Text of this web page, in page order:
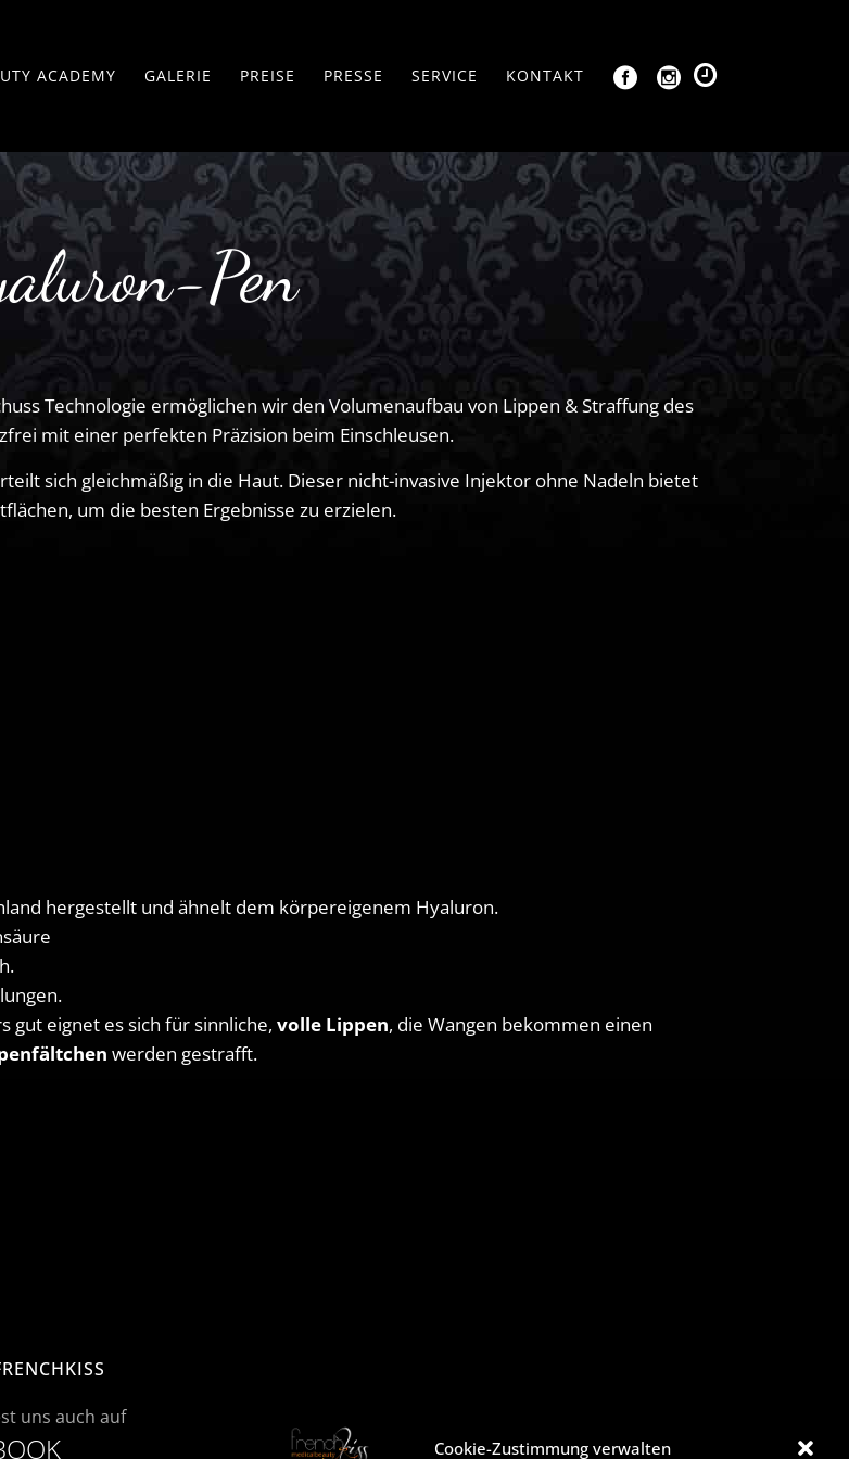
Cookie-Zustimmung verwalten
Permanent Make-Up
Augenbrauen
Lidstrich
Lippen
Areola Brustpigmentierung
Camouflage-Pigmentierung
Body Permanent Make-up
Permanent Make-up & Body
ACADEMY GALERIE PREISE PRESSE SERVICE KONTAKT
Pen
Technologie ermöglichen wir den Volumenaufbau von Lippen & Straffung des
mit einer perfekten Präzision beim Einschleusen.
sich gleichmäßig in die Haut. Dieser nicht-invasive Injektor ohne Nadeln bietet
um die besten Ergebnisse zu erzielen.
hergestellt und ähnelt dem körpereigenem Hyaluron.
gut eignet es sich für sinnliche, volle Lippen, die Wangen bekommen einen
ältchen werden gestrafft.
uns auch auf